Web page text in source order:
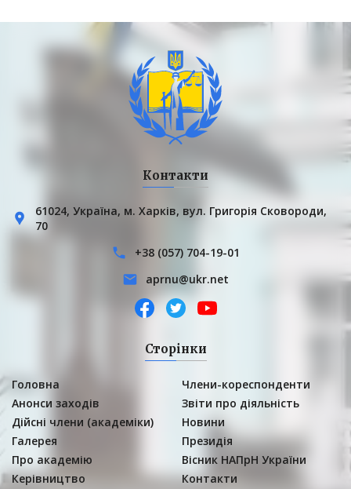
Контакти
61024, Українa, м. Харків, вул. Григорія Сковороди,
70
+38 (057) 704-19-01
aprnu@ukr.net
Сторінки
Головна
Анонси заходів
Дійсні члени (академіки)
Галерея
Про академію
Керівництво
Члени-кореспонденти
Звіти про діяльність
Новини
Президія
Вісник НАПрН України
Контакти